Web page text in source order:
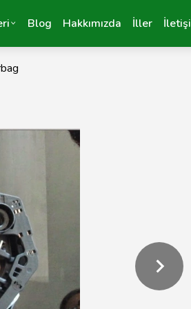
Blog Hakkımızda İller